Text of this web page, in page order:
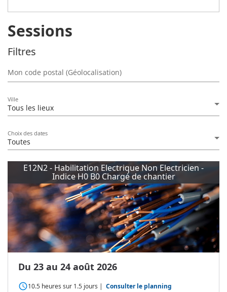
Sessions
Filtres
Mon code postal (Géolocalisation)
Ville
Tous les lieux
Choix des dates
Toutes
E12N2 - Habilitation Electrique Non Electricien -
Indice H0 B0 Chargé de chantier
Du 23 au 24 août 2026
access_time10.5 heures sur 1.5 jours | Consulter le planning